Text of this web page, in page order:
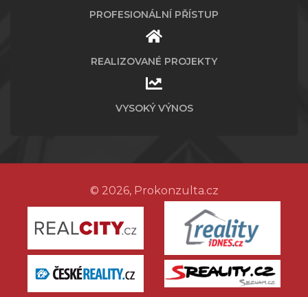
PROFESIONÁLNÍ PŘÍSTUP
REALIZOVANÉ PROJEKTY
VYSOKÝ VÝNOS
© 2026, Prokonzulta.cz